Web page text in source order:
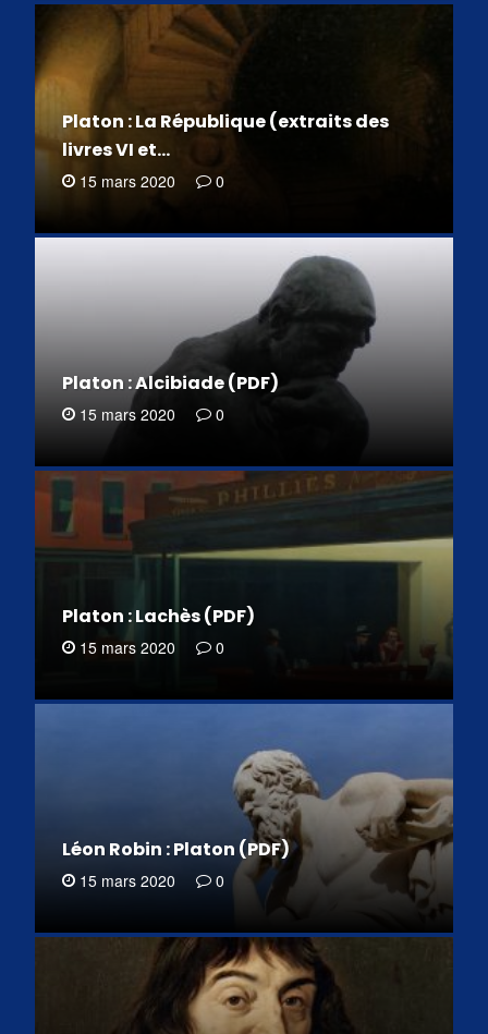
Platon : La République (extraits des
livres VI et…
15 mars 2020 0
Platon : Alcibiade (PDF)
15 mars 2020 0
Platon : Lachès (PDF)
15 mars 2020 0
Léon Robin : Platon (PDF)
15 mars 2020 0